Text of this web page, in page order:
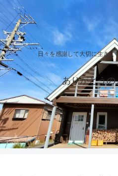
日々を感謝して大切に生きて
ありがとう